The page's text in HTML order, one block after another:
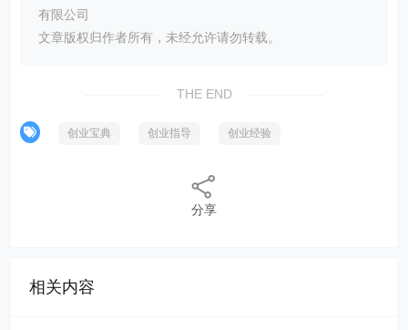
有限公司
文章版权归作者所有，未经允许请勿转载。
THE END
创业宝典 创业指导 创业经验
分享
相关内容